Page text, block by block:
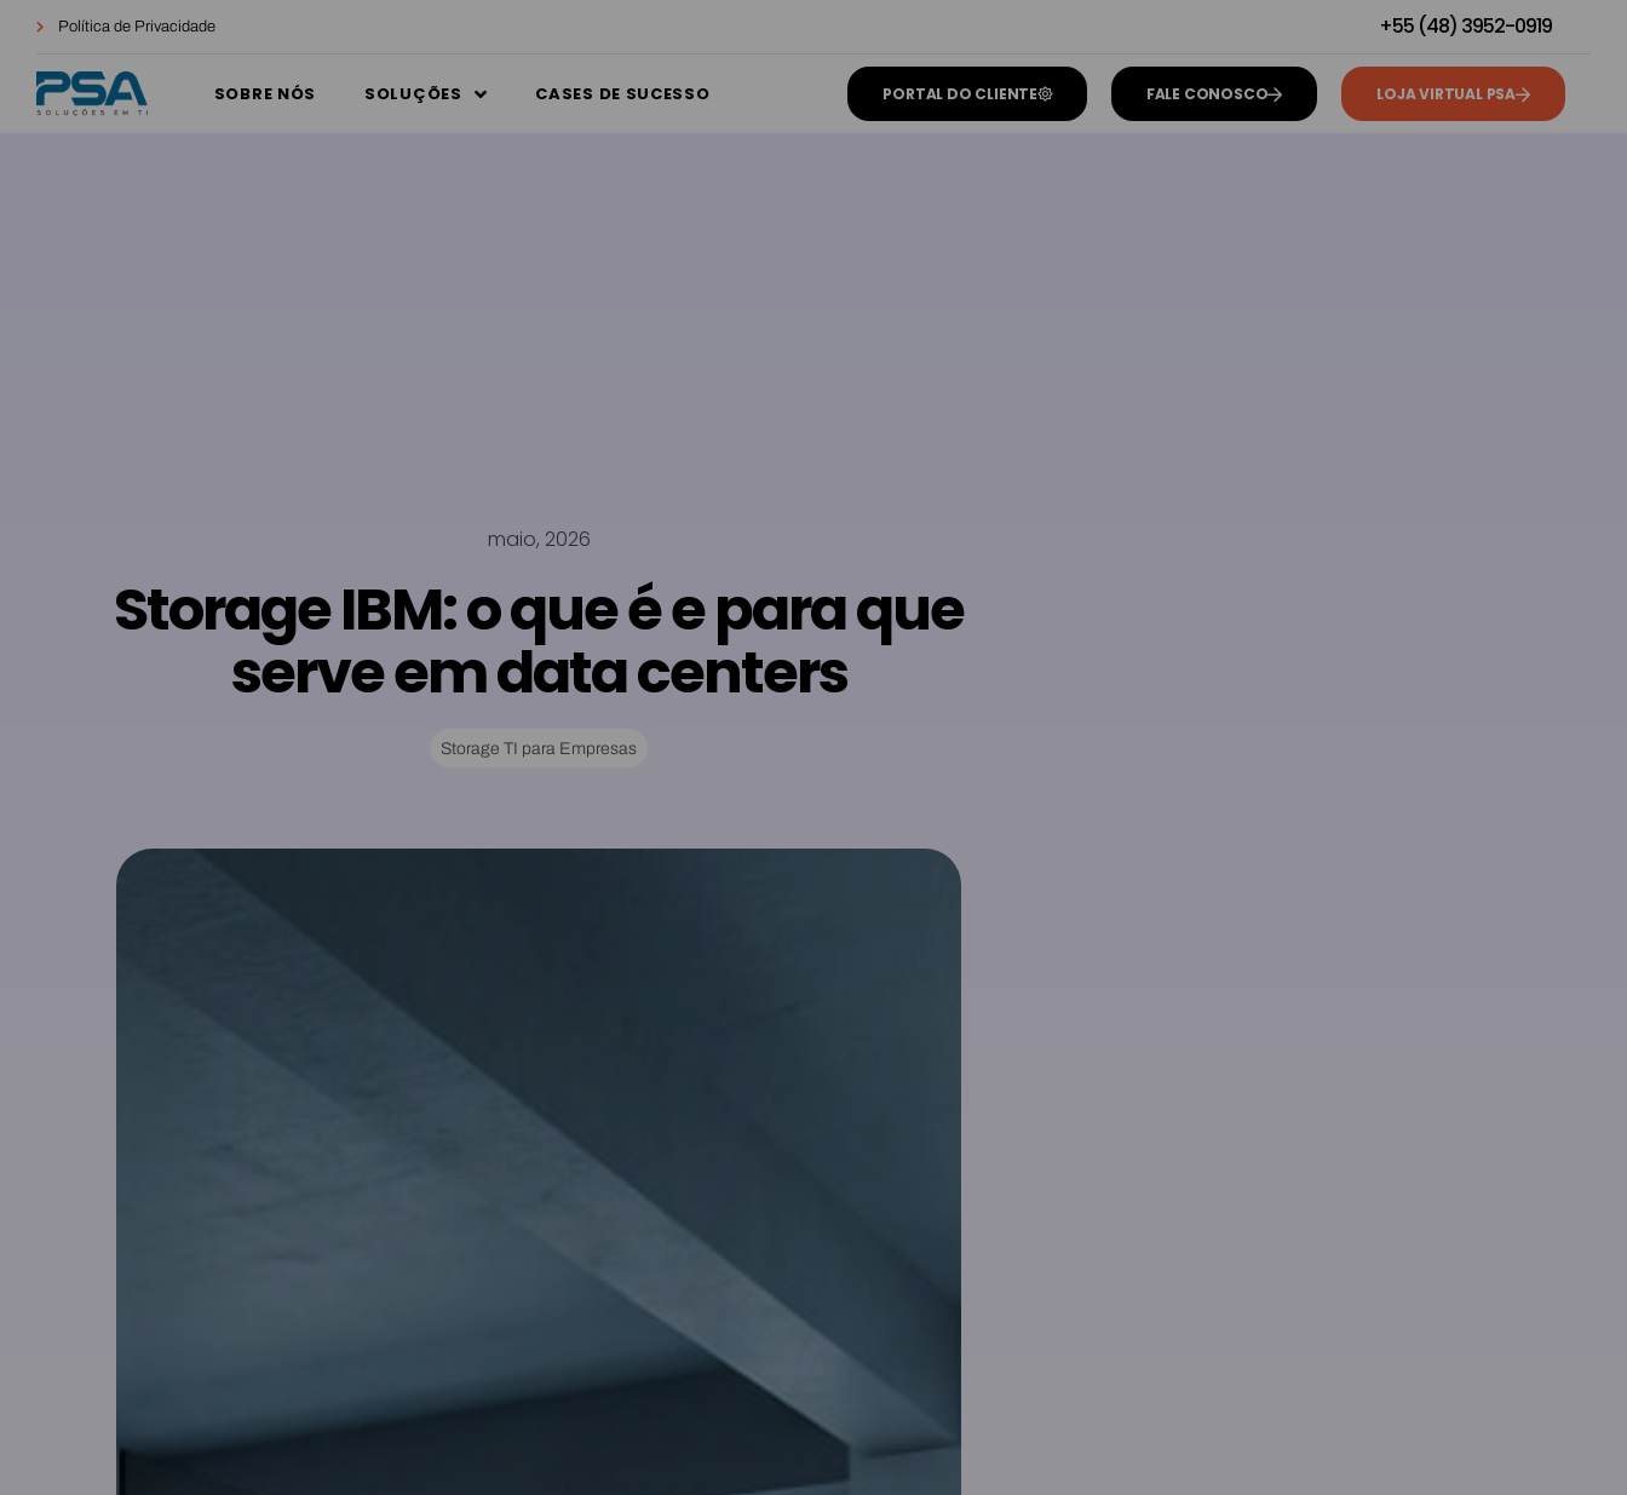
Política de Privacidade +55 (48) 3952-0919
SOBRE NÓS SOLUÇÕES CASES DE SUCESSO PORTAL DO CLIENTE FALE CONOSCO LOJA VIRTUAL PSA
maio, 2026
Storage IBM: o que é e para que
serve em data centers
Storage TI para Empresas